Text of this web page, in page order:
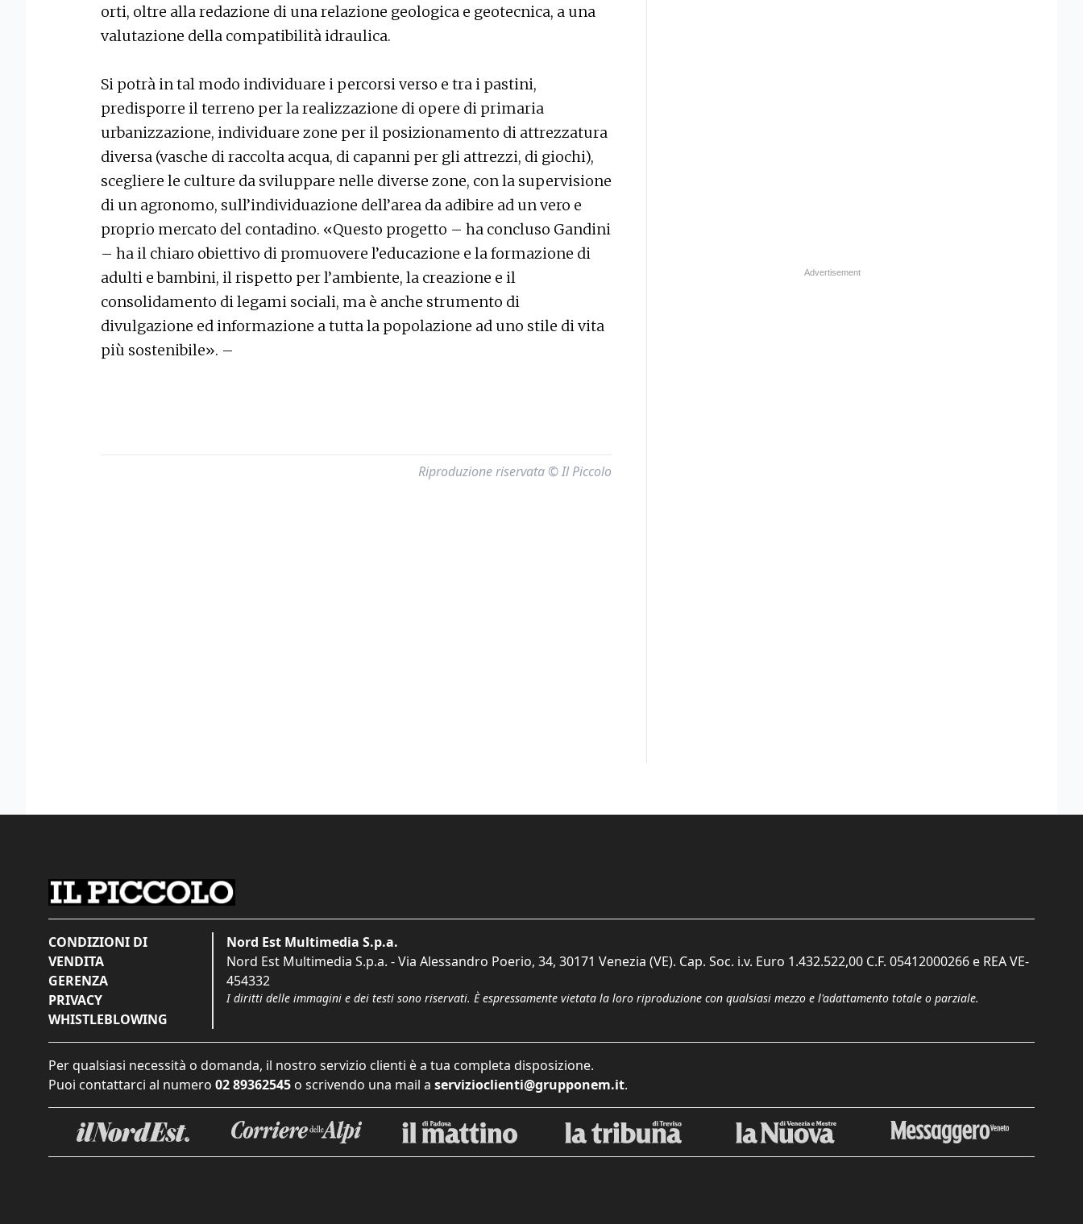
orti, oltre alla redazione di una relazione geologica e geotecnica, a una
valutazione della compatibilità idraulica.
Si potrà in tal modo individuare i percorsi verso e tra i pastini,
predisporre il terreno per la realizzazione di opere di primaria
urbanizzazione, individuare zone per il posizionamento di attrezzatura
diversa (vasche di raccolta acqua, di capanni per gli attrezzi, di giochi),
scegliere le culture da sviluppare nelle diverse zone, con la supervisione
di un agronomo, sull’individuazione dell’area da adibire ad un vero e
proprio mercato del contadino. «Questo progetto – ha concluso Gandini
– ha il chiaro obiettivo di promuovere l’educazione e la formazione di
adulti e bambini, il rispetto per l’ambiente, la creazione e il
consolidamento di legami sociali, ma è anche strumento di
divulgazione ed informazione a tutta la popolazione ad uno stile di vita
più sostenibile». –
Riproduzione riservata © Il Piccolo
CONDIZIONI DI
VENDITA
GERENZA
PRIVACY
WHISTLEBLOWING
Nord Est Multimedia S.p.a.
Nord Est Multimedia S.p.a. - Via Alessandro Poerio, 34, 30171 Venezia (VE). Cap. Soc. i.v. Euro 1.432.522,00 C.F. 05412000266 e REA VE-
454332
I diritti delle immagini e dei testi sono riservati. È espressamente vietata la loro riproduzione con qualsiasi mezzo e l'adattamento totale o parziale.
Per qualsiasi necessità o domanda, il nostro servizio clienti è a tua completa disposizione.
Puoi contattarci al numero 02 89362545 o scrivendo una mail a servizioclienti@grupponem.it.